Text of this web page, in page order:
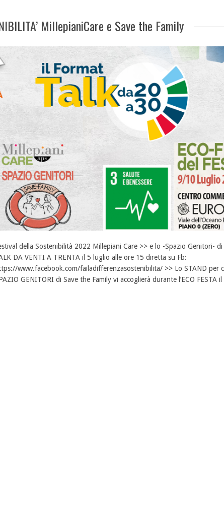
MillepianiCare e Save the Family
della Sostenibilità 2022 Millepiani Care >> e lo -Spazio Genitori-
DA VENTI A TRENTA il 5 luglio alle ore 15 diretta su Fb:
www.facebook.com/failadifferenzasostenibilita/ >> Lo STAND per
GENITORI di Save the Family vi accoglierà durante l’ECO FESTA il